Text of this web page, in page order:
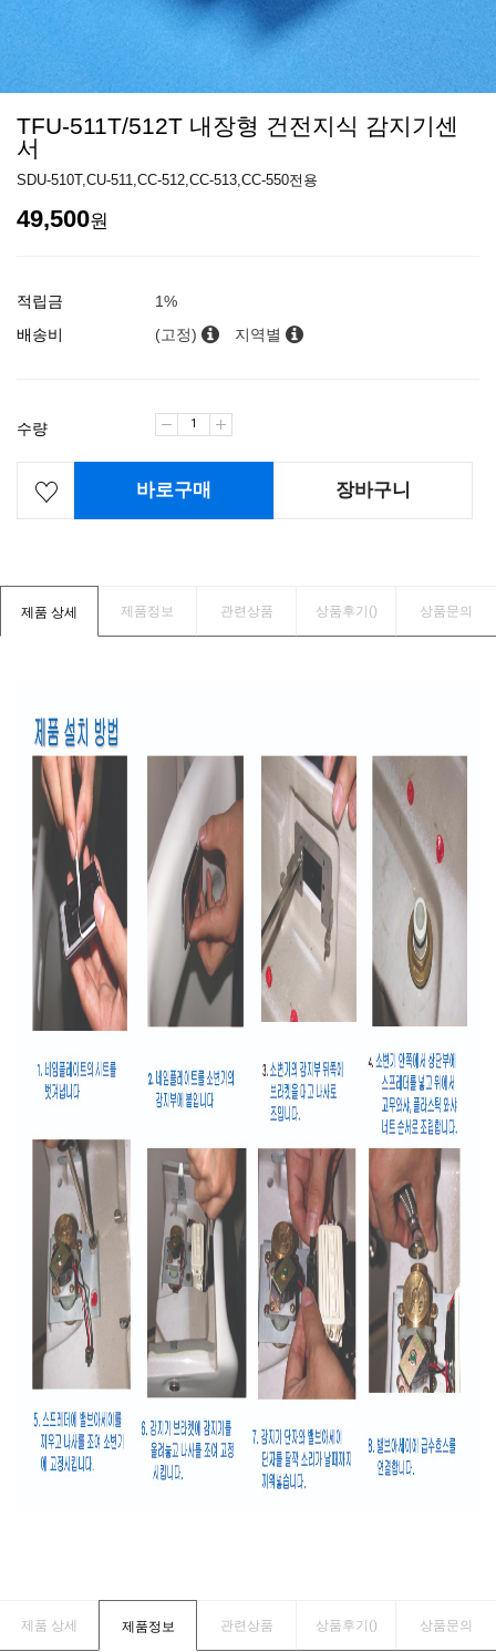
TFU-511T/512T 내장형 건전지식 감지기센
서
SDU-510T,CU-511,CC-512,CC-513,CC-550전용
49,500원
적립금
1%
배송비
(고정) 지역별
수량
바로구매 장바구니
제품 상세 제품정보 관련상품 상품후기() 상품문의
제품 상세 제품정보 관련상품 상품후기() 상품문의